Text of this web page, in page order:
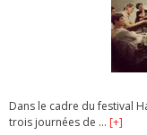
Dans le cadre du festival
trois journées de … [+]